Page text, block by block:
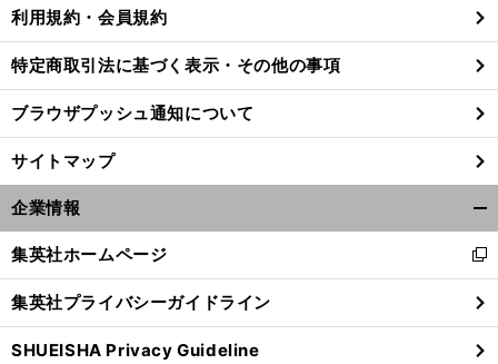
利用規約・会員規約
特定商取引法に基づく表示・その他の事項
ブラウザプッシュ通知について
サイトマップ
企業情報
閉
る
集英社ホームページ
新
し
い
ウ
ィ
集英社プライバシーガイドライン
SHUEISHA Privacy Guideline